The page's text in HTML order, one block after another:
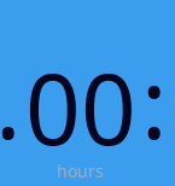
.00
hours
: